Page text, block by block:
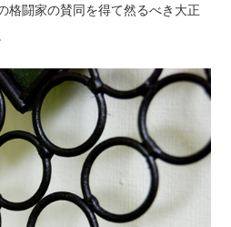
格闘家の賛同を得て然るべき大正